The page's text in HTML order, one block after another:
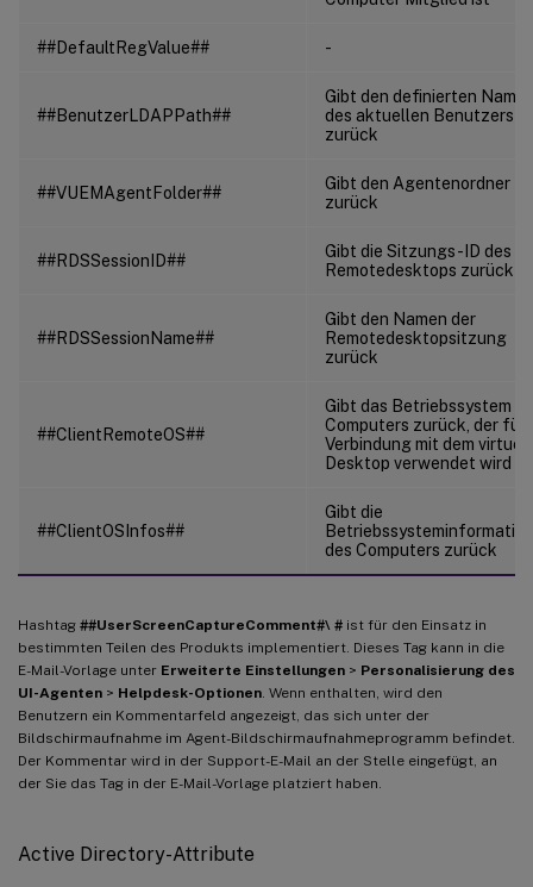
##DefaultRegValue## -
##BenutzerLDAPPath##
Gibt den definierten
des aktuellen Benutzers
zurück
##VUEMAgentFolder##
Gibt den Agentenordner
zurück
##RDSSessionID##
Gibt die Sitzungs-ID des
Remotedesktops zurück
##RDSSessionName##
Gibt den Namen der
Remotedesktopsitzung
zurück
##ClientRemoteOS##
Gibt das Betriebssystem
Computers zurück, der für
Verbindung mit dem
Desktop verwendet wird
##ClientOSInfos##
Gibt die
des Computers zurück
Hashtag ##UserScreenCaptureComment#\ # ist für den Einsatz in
bestimmten Teilen des Produkts implementiert. Dieses Tag kann in die
E-Mail-Vorlage unter Erweiterte Einstellungen > Personalisierung des
UI-Agenten > Helpdesk-Optionen . Wenn enthalten, wird den
Benutzern ein Kommentarfeld angezeigt, das sich unter der
Bildschirmaufnahme im Agent-Bildschirmaufnahmeprogramm befindet.
Der Kommentar wird in der Support-E-Mail an der Stelle eingefügt, an
der Sie das Tag in der E-Mail-Vorlage platziert haben.
Active Directory-Attribute